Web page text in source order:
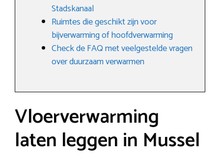
Stadskanaal
Ruimtes die geschikt zijn voor
bijverwarming of hoofdverwarming
Check de FAQ met veelgestelde vragen
over duurzaam verwarmen
Vloerverwarming
laten leggen in Mussel